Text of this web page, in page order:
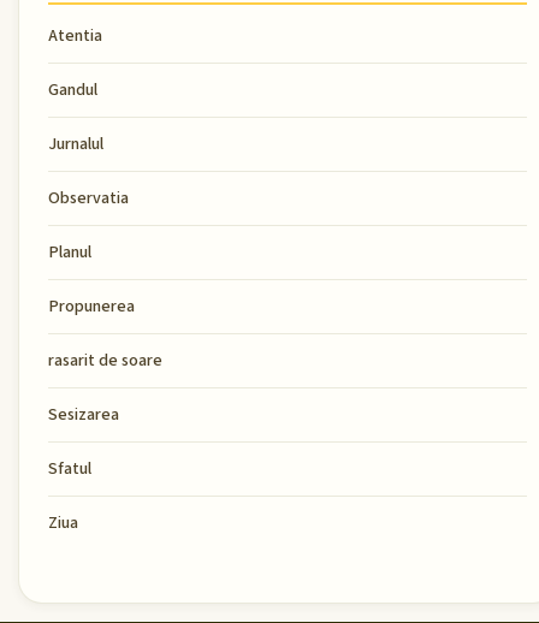
Atentia
Gandul
Jurnalul
Observatia
Planul
Propunerea
rasarit de soare
Sesizarea
Sfatul
Ziua